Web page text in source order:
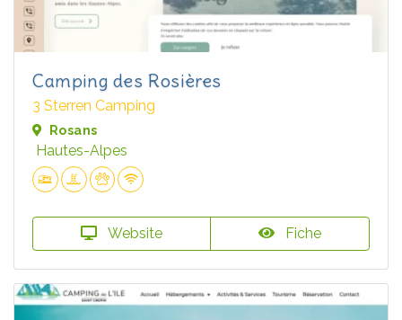
Camping des Rosières
3 Sterren Camping
Rosans
Hautes-Alpes
Website Fiche